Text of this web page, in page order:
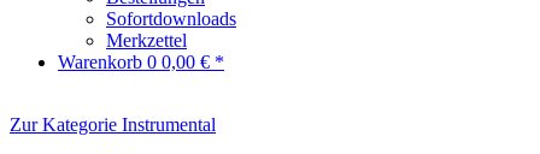
Sofortdownloads
Merkzettel
Warenkorb 0 0,00 € *
Zur Kategorie Instrumental